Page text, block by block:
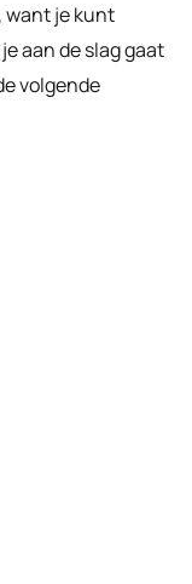
want je kunt
aan de slag gaat
volgende